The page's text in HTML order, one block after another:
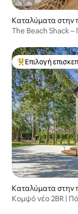
Καταλύματα στην
The Beach Shack
Κορυφαία
Επιλογή
Καταλύματα στην
Κομψό νέο 2BR |